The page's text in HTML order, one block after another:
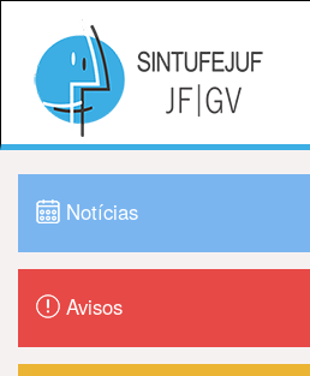
Notícias
Avisos